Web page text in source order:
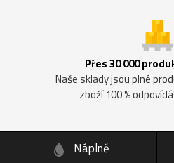
Přes 30 000
Naše sklady jsou plné
zboží 100 %
Náplně